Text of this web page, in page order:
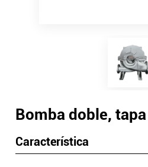
Bomba doble,
Característica